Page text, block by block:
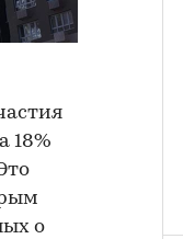
18%
о